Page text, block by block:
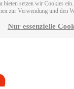
bieten setzen wir Cookies
zur Verwendung und den
Nur essenzielle